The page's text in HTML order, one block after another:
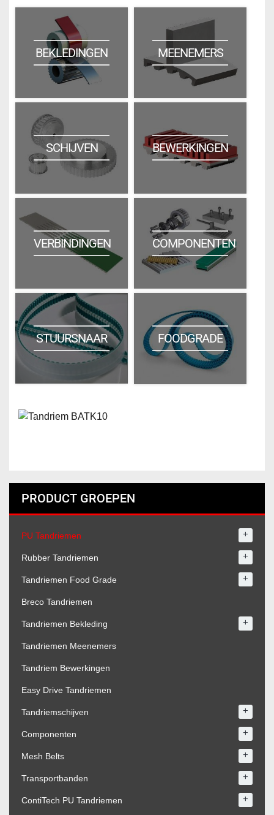
BEKLEDINGEN MEENEMERS
SCHIJVEN BEWERKINGEN
VERBINDINGEN COMPONENTEN
STUURSNAAR FOODGRADE
PRODUCT GROEPEN
PU Tandriemen +
Rubber Tandriemen +
Tandriemen Food Grade +
Breco Tandriemen
Tandriemen Bekleding +
Tandriemen Meenemers
Tandriem Bewerkingen
Easy Drive Tandriemen
Tandriemschijven +
Componenten +
Mesh Belts +
Transportbanden +
ContiTech PU Tandriemen +